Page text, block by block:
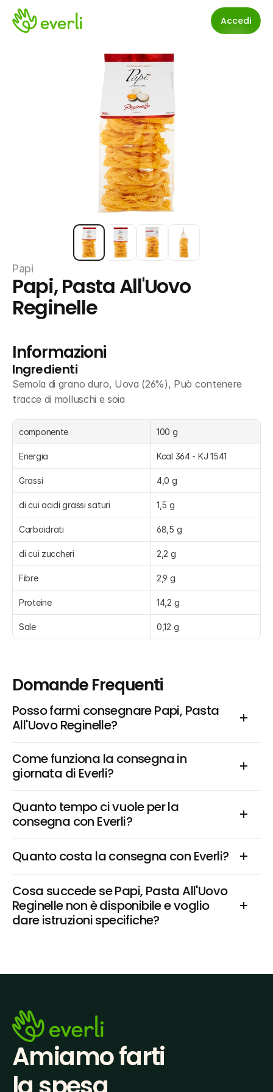
Accedi
Papi
Papi, Pasta All'Uovo
Reginelle
Informazioni
Ingredienti
Semola di grano duro, Uova (26%), Può contenere
tracce di molluschi e soia
componente 100 g
Energia Kcal 364 - KJ 1541
Grassi 4,0 g
di cui acidi grassi saturi 1,5 g
Carboidrati 68,5 g
di cui zuccheri 2,2 g
Fibre 2,9 g
Proteine 14,2 g
Sale 0,12 g
Domande Frequenti
Posso farmi consegnare Papi, Pasta
All'Uovo Reginelle?
Come funziona la consegna in
giornata di Everli?
Quanto tempo ci vuole per la
consegna con Everli?
Quanto costa la consegna con Everli?
Cosa succede se Papi, Pasta All'Uovo
Reginelle non è disponibile e voglio
dare istruzioni specifiche?
Amiamo farti